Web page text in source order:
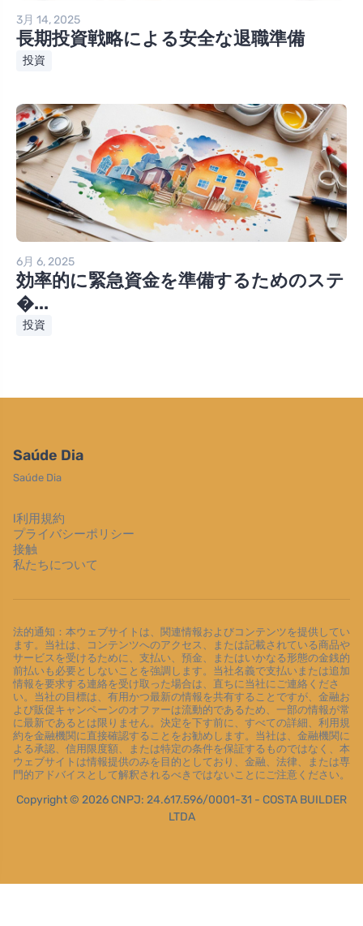
3月 14, 2025
長期投資戦略による安全な退職準備
投資
6月 6, 2025
効率的に緊急資金を準備するためのステ
�...
投資
Saúde Dia
Saúde Dia
l利用規約
プライバシーポリシー
接触
私たちについて
法的通知：本ウェブサイトは、関連情報およびコンテンツを提供してい
ます。当社は、コンテンツへのアクセス、または記載されている商品や
サービスを受けるために、支払い、預金、またはいかなる形態の金銭的
前払いも必要としないことを強調します。当社名義で支払いまたは追加
情報を要求する連絡を受け取った場合は、直ちに当社にご連絡くださ
い。当社の目標は、有用かつ最新の情報を共有することですが、金融お
よび販促キャンペーンのオファーは流動的であるため、一部の情報が常
に最新であるとは限りません。決定を下す前に、すべての詳細、利用規
約を金融機関に直接確認することをお勧めします。当社は、金融機関に
よる承認、信用限度額、または特定の条件を保証するものではなく、本
ウェブサイトは情報提供のみを目的としており、金融、法律、または専
門的アドバイスとして解釈されるべきではないことにご注意ください。
Copyright © 2026 CNPJ: 24.617.596/0001-31 - COSTA BUILDER
LTDA